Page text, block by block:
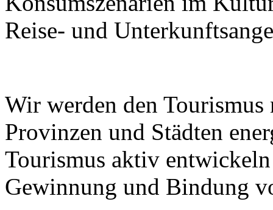
Reise- und
Wir werden den Tourismus
Provinzen und Städten
Tourismus aktiv
Gewinnung und Bindung